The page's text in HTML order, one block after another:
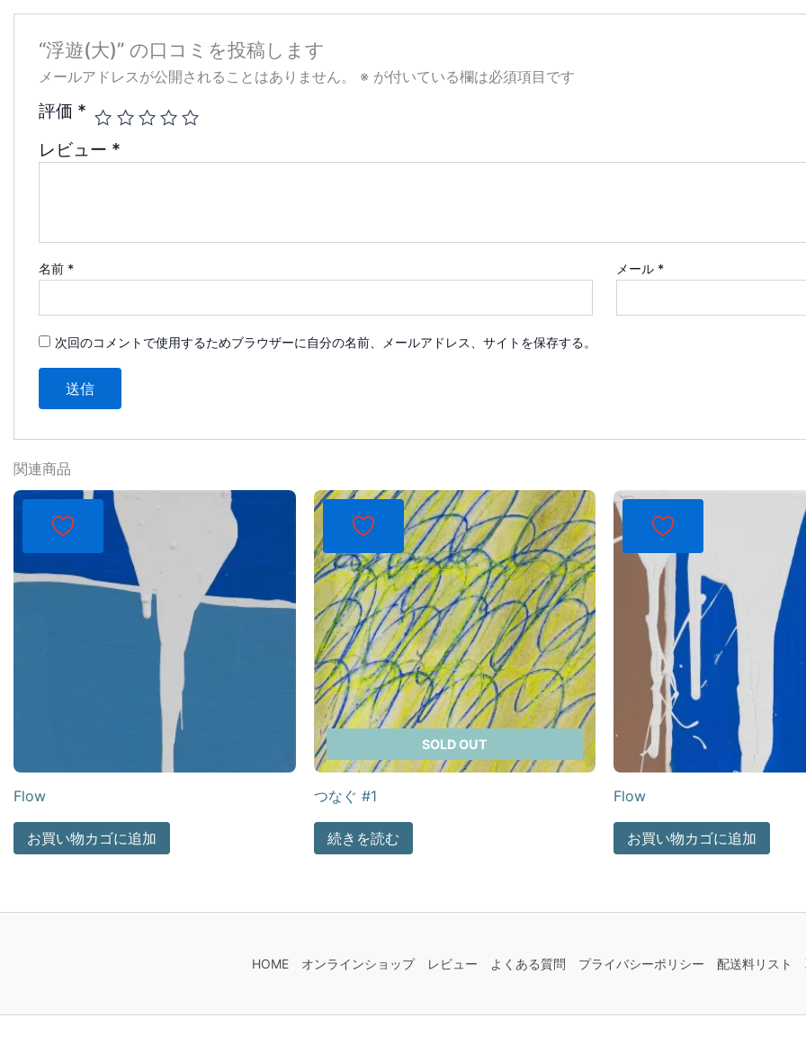
“浮遊(大)” の口コミを投稿します
メールアドレスが公開されることはありません。 ※ が付いている欄は必須項目です
評価 *
レビュー *
名前 * メール *
次回のコメントで使用するためブラウザーに自分の名前、メールアドレス、サイトを保存する。
関連商品
Flow
お買い物カゴに追加
SOLD OUT
つなぐ #1
続きを読む
Flow
お買い物カゴに追加
HOME オンラインショップ レビュー よくある質問 プライバシーポリシー 配送料リスト